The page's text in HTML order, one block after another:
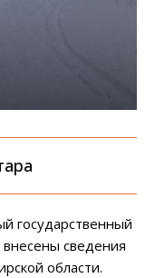
государственный
сведения
области.